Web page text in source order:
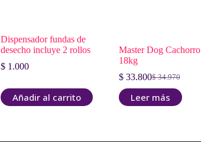
Dispensador fundas de
desecho incluye 2 rollos
$1.000
Añadir al carrito
Master Dog Cachorro
18kg
$34.970
El
precio
original
$33.800El
precio
actual
Leer más